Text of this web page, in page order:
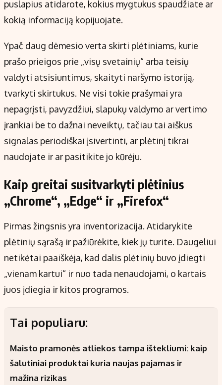
puslapius atidarote, kokius mygtukus spaudžiate ar
kokią informaciją kopijuojate.
Ypač daug dėmesio verta skirti plėtiniams, kurie
prašo prieigos prie „visų svetainių“ arba teisių
valdyti atsisiuntimus, skaityti naršymo istoriją,
tvarkyti skirtukus. Ne visi tokie prašymai yra
nepagrįsti, pavyzdžiui, slapukų valdymo ar vertimo
įrankiai be to dažnai neveiktų, tačiau tai aiškus
signalas periodiškai įsivertinti, ar plėtinį tikrai
naudojate ir ar pasitikite jo kūrėju.
Kaip greitai susitvarkyti plėtinius
„Chrome“, „Edge“ ir „Firefox“
Pirmas žingsnis yra inventorizacija. Atidarykite
plėtinių sąrašą ir pažiūrėkite, kiek jų turite. Daugeliui
netikėtai paaiškėja, kad dalis plėtinių buvo įdiegti
„vienam kartui“ ir nuo tada nenaudojami, o kartais
juos įdiegia ir kitos programos.
Tai populiaru:
Maisto pramonės atliekos tampa ištekliumi: kaip
šalutiniai produktai kuria naujas pajamas ir
mažina rizikas